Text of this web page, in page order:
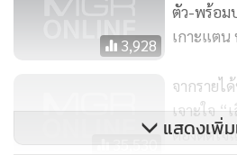
3,928
ตัว-พร้อม
เกาะแตน
35,530
จากรายไ
เจาะใจ
ต้องตัดใจ
แสดงเพิ่